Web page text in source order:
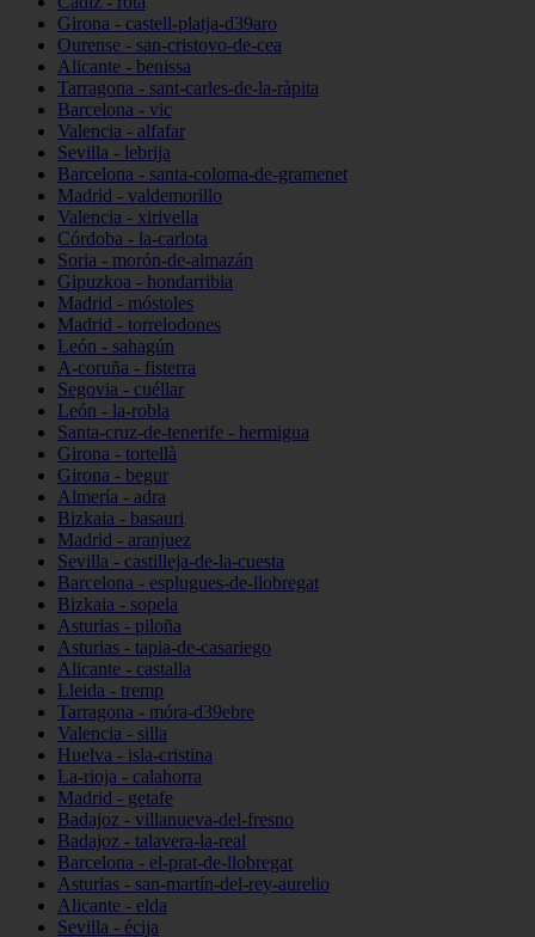
Girona - castell-platja-d39aro
Ourense - san-cristovo-de-cea
Alicante - benissa
Tarragona - sant-carles-de-la-ràpita
Barcelona - vic
Valencia - alfafar
Sevilla - lebrija
Barcelona - santa-coloma-de-gramenet
Madrid - valdemorillo
Valencia - xirivella
Córdoba - la-carlota
Soria - morón-de-almazán
Gipuzkoa - hondarribia
Madrid - móstoles
Madrid - torrelodones
León - sahagún
A-coruña - fisterra
Segovia - cuéllar
León - la-robla
Santa-cruz-de-tenerife - hermigua
Girona - tortellà
Girona - begur
Almería - adra
Bizkaia - basauri
Madrid - aranjuez
Sevilla - castilleja-de-la-cuesta
Barcelona - esplugues-de-llobregat
Bizkaia - sopela
Asturias - piloña
Asturias - tapia-de-casariego
Alicante - castalla
Lleida - tremp
Tarragona - móra-d39ebre
Valencia - silla
Huelva - isla-cristina
La-rioja - calahorra
Madrid - getafe
Badajoz - villanueva-del-fresno
Badajoz - talavera-la-real
Barcelona - el-prat-de-llobregat
Asturias - san-martín-del-rey-aurelio
Alicante - elda
Sevilla - écija